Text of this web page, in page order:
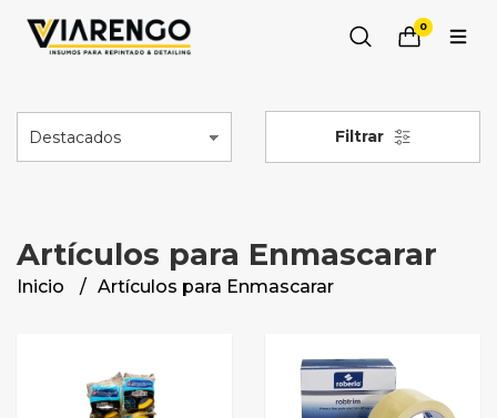
0
Filtrar
Artículos para Enmascarar
Inicio Artículos para Enmascarar